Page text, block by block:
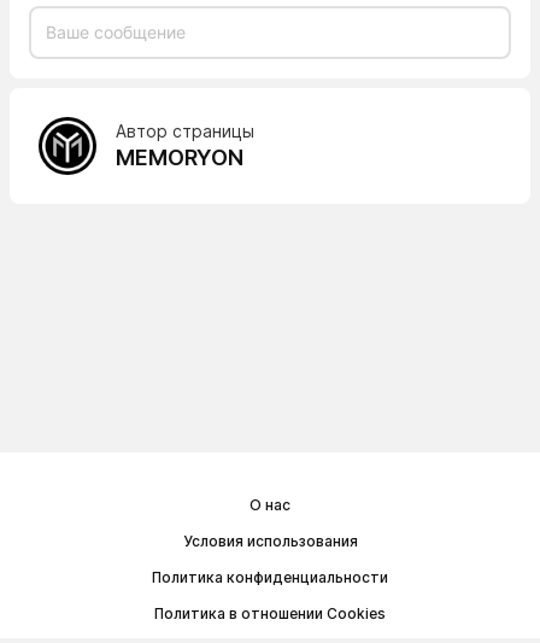
Автор страницы
MEMORYON
О нас
Условия использования
Политика конфиденциальности
Политика в отношении Cookies